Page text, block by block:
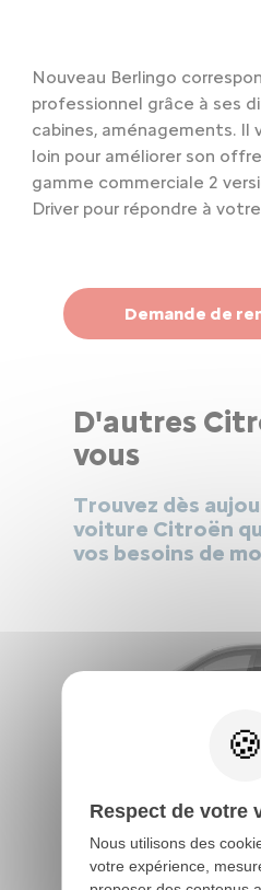
Nouveau Berlingo
professionnel grâce à ses
cabines, aménagements. Il
loin pour améliorer son
gamme commerciale 2
Driver pour répondre à
Demande de
D'autres
vous
Trouvez dès
voiture Citroën
vos besoins de
NOUVELLE
A partir de31
Respect de votre
Nous utilisons des
votre expérience,